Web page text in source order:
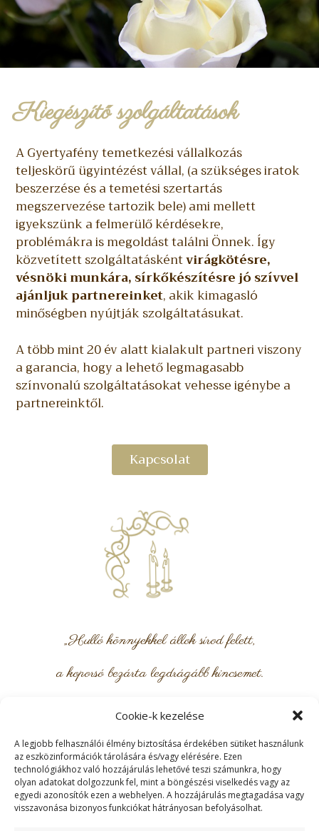
Cookie-k kezelése
A legjobb felhasználói élmény biztosítása érdekében sütiket használunk
az eszközinformációk tárolására és/vagy elérésére. Ezen
technológiákhoz való hozzájárulás lehetővé teszi számunkra, hogy
olyan adatokat dolgozzunk fel, mint a böngészési viselkedés vagy az
egyedi azonosítók ezen a webhelyen. A hozzájárulás megtagadása vagy
visszavonása bizonyos funkciókat hátrányosan befolyásolhat.
Kiegészítő szolgáltatások
A Gyertyafény temetkezési vállalkozás
teljeskörű ügyintézést vállal, (a szükséges iratok
beszerzése és a temetési szertartás
megszervezése tartozik bele) ami mellett
igyekszünk a felmerülő kérdésekre,
problémákra is megoldást találni Önnek. Így
közvetített szolgáltatáskéntvirágkötésre,
vésnöki munkára, sírkőkészítésre jó szívvel
ajánljuk partnereinket, akik kimagasló
minőségben nyújtják szolgáltatásukat.
A több mint 20 év alatt kialakult partneri viszony
a garancia, hogy a lehető legmagasabb
színvonalú szolgáltatásokat vehesse igénybe a
partnereinktől.
Kapcsolat
„Hulló könnyekkel állok sírod felett,
a koporsó bezárta legdrágább kincsemet.
Megállt egy szív, mely élni vágyott.
Csak az idő múlik, feledni nem lehet.
Nehéz az életet élni nélküled.
Felejteni téged soha nem lehet.